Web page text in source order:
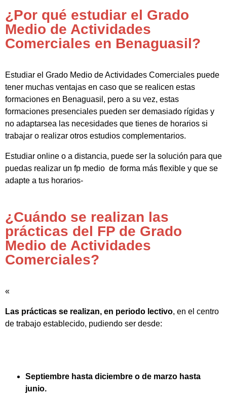
¿Por qué estudiar el Grado
Medio de Actividades
Comerciales en Benaguasil?
Estudiar el Grado Medio de Actividades Comerciales puede
tener muchas ventajas en caso que se realicen estas
formaciones en Benaguasil, pero a su vez, estas
formaciones presenciales pueden ser demasiado rígidas y
no adaptarsea las necesidades que tienes de horarios si
trabajar o realizar otros estudios complementarios.
Estudiar online o a distancia, puede ser la solución para que
puedas realizar un fp medio de forma más flexible y que se
adapte a tus horarios-
¿Cuándo se realizan las
prácticas del FP de Grado
Medio de Actividades
Comerciales?
«
Las prácticas se realizan, en periodo lectivo, en el centro
de trabajo establecido, pudiendo ser desde:
Septiembre hasta diciembre o de marzo hasta
junio.